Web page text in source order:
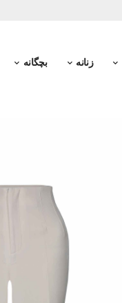
زنانه بچگانه